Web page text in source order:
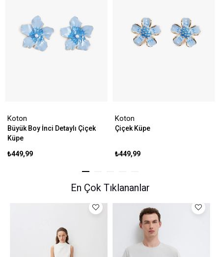
Koton
Büyük Boy İnci Detaylı Çiçek
Küpe
₺449,99
Koton
Çiçek Küpe
₺449,99
En Çok Tıklananlar